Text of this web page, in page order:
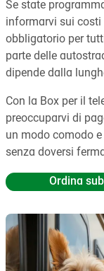
Se state
informarvi sui costi
obbligatorio per
parte delle
dipende dalla
Con la Box per il
preoccuparvi di
un modo comodo
senza doversi
Ordina